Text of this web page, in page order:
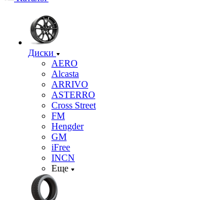
Диски
AERO
Alcasta
ARRIVO
ASTERRO
Cross Street
FM
Hengder
GM
iFree
INCN
Еще